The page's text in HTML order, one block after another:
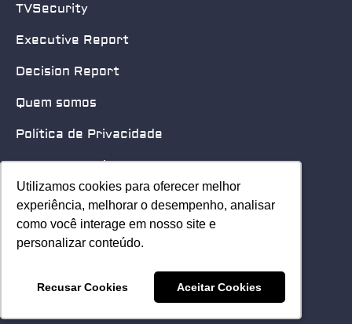
Utilizamos cookies para oferecer melhor
experiência, melhorar o desempenho, analisar
como você interage em nosso site e
personalizar conteúdo.
Recusar Cookies Aceitar Cookies
Utilizamos cookies para oferecer melhor
experiência, melhorar o desempenho, analisar
como você interage em nosso site e
personalizar conteúdo.
Recusar Cookies Aceitar Cookies
TVSecurity
Executive Report
Decision Report
Quem somos
Política de Privacidade
Quero patrocinar
Contato
Home
© 2025 Security Leader. Todos os Direitos Reservados.